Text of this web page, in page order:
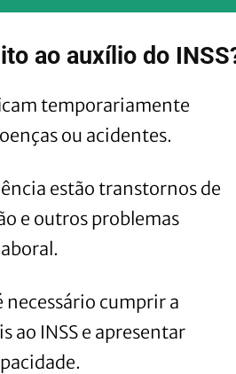
ao auxílio do
temporariamente
ou acidentes.
estão transtornos de
e outros problemas
cumprir a
ao INSS e apresentar